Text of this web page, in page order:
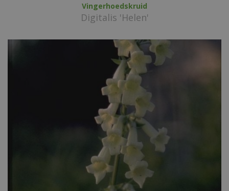
Vingerhoedskruid
Digitalis 'Helen'